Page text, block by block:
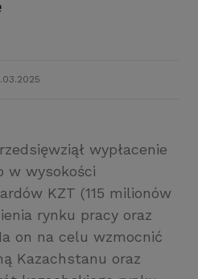
wypłacenie
w wysokości
KZT (115 milionów
rynku pracy oraz
on na celu wzmocnić
Kazachstanu oraz